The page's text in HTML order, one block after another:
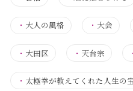
・ 大人の風格 ・ 大会
・ 大田区 ・ 天台宗 ・
・ 太極拳が教えてくれた人生の